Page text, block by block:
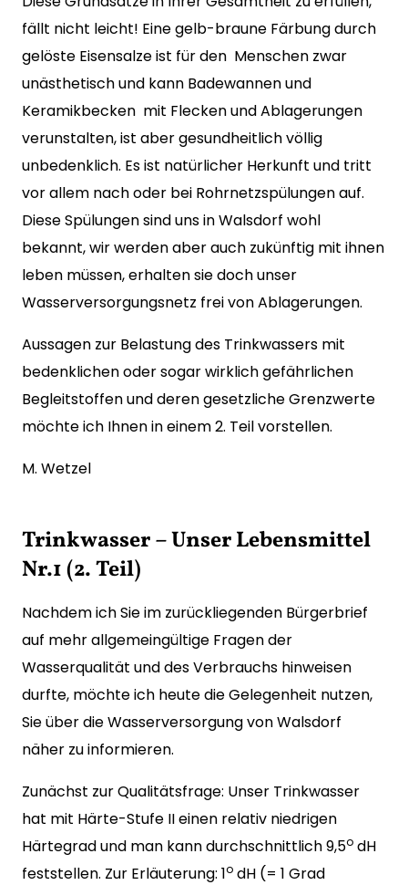
fällt nicht leicht! Eine gelb-braune Färbung durch
gelöste Eisensalze ist für den Menschen zwar
unästhetisch und kann Badewannen und
Keramikbecken mit Flecken und Ablagerungen
verunstalten, ist aber gesundheitlich völlig
unbedenklich. Es ist natürlicher Herkunft und tritt
vor allem nach oder bei Rohrnetzspülungen auf.
Diese Spülungen sind uns in Walsdorf wohl
bekannt, wir werden aber auch zukünftig mit ihnen
leben müssen, erhalten sie doch unser
Wasserversorgungsnetz frei von Ablagerungen.
Aussagen zur Belastung des Trinkwassers mit
bedenklichen oder sogar wirklich gefährlichen
Begleitstoffen und deren gesetzliche Grenzwerte
möchte ich Ihnen in einem 2. Teil vorstellen.
M. Wetzel
Trinkwasser – Unser Lebensmittel
Nr.1 (2. Teil)
Nachdem ich Sie im zurückliegenden Bürgerbrief
auf mehr allgemeingültige Fragen der
Wasserqualität und des Verbrauchs hinweisen
durfte, möchte ich heute die Gelegenheit nutzen,
Sie über die Wasserversorgung von Walsdorf
näher zu informieren.
Zunächst zur Qualitätsfrage: Unser Trinkwasser
hat mit Härte-Stufe II einen relativ niedrigen
Härtegrad und man kann durchschnittlich 9,5o dH
feststellen. Zur Erläuterung: 1o dH (= 1 Grad